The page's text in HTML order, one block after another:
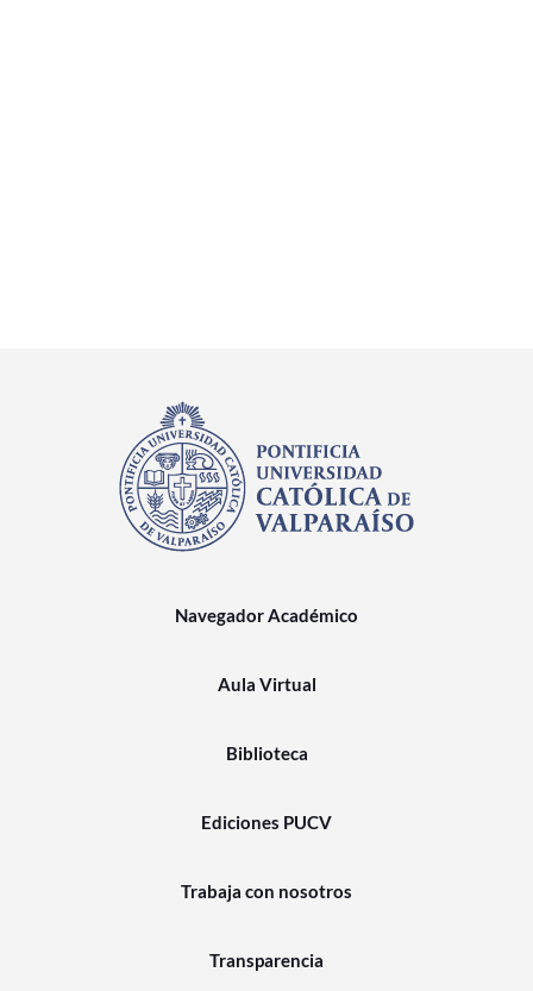
Navegador Académico
Aula Virtual
Biblioteca
Ediciones PUCV
Trabaja con nosotros
Transparencia